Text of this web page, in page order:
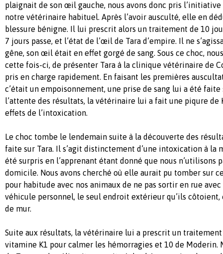
plaignait de son œil gauche, nous avons donc pris
notre vétérinaire habituel. Après l’avoir ausculté, elle en
blessure bénigne. Il lui prescrit alors un traitement de 10
7 jours passe, et l’état de l’œil de Tara d’empire. Il ne
gêne, son œil était en effet gorgé de sang. Sous ce choc,
cette fois-ci, de présenter Tara à la clinique vétérinaire de
pris en charge rapidement. En faisant les premières
c’était un empoisonnement, une prise de sang lui a été faite
l’attente des résultats, la vétérinaire lui a fait une piqure de
effets de l’intoxication.
Le choc tombe le lendemain suite à la découverte des
faite sur Tara. Il s’agit distinctement d’une intoxication à la
été surpris en l’apprenant étant donné que nous n’utilisons
domicile. Nous avons cherché où elle aurait pu tomber sur
pour habitude avec nos animaux de ne pas sortir en rue
véhicule personnel, le seul endroit extérieur qu’ils côtoient,
de mur.
Suite aux résultats, la vétérinaire lui a prescrit un
vitamine K1 pour calmer les hémorragies et 10 de Moderin.